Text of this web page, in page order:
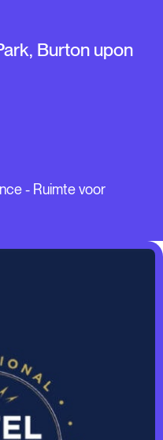
Burton upon
- Ruimte voor